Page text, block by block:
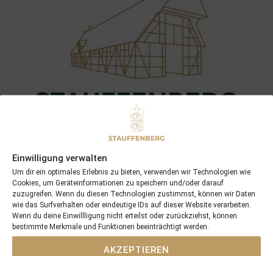
Einwilligung verwalten
Um dir ein optimales Erlebnis zu bieten, verwenden wir Technologien wie
Cookies, um Geräteinformationen zu speichern und/oder darauf
zuzugreifen. Wenn du diesen Technologien zustimmst, können wir Daten
wie das Surfverhalten oder eindeutige IDs auf dieser Website verarbeiten.
Wenn du deine Einwillligung nicht erteilst oder zurückziehst, können
bestimmte Merkmale und Funktionen beeinträchtigt werden.
AKZEPTIEREN